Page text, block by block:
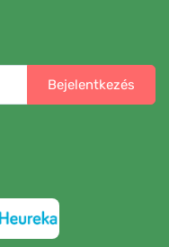
Bejelentkezés